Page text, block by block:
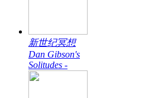
新世纪冥想
Dan Gibson's
Solitudes -